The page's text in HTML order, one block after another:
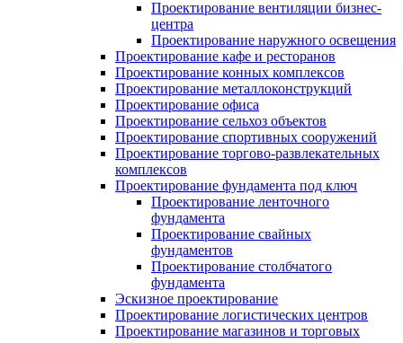
Проектирование вентиляции бизнес-
центра
Проектирование наружного освещения
Проектирование кафе и ресторанов
Проектирование конных комплексов
Проектирование металлоконструкций
Проектирование офиса
Проектирование сельхоз объектов
Проектирование спортивных сооружений
Проектирование торгово-развлекательных
комплексов
Проектирование фундамента под ключ
Проектирование ленточного
фундамента
Проектирование свайных
фундаментов
Проектирование столбчатого
фундамента
Эскизное проектирование
Проектирование логистических центров
Проектирование магазинов и торговых